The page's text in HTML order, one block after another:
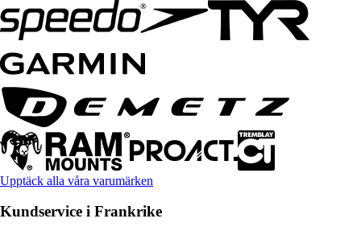
Upptäck alla våra varumärken
Kundservice i Frankrike